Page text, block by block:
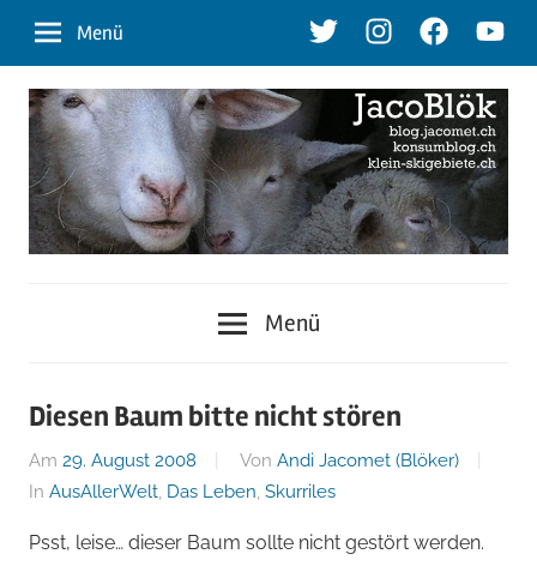
Inhalt
TwitterInstagramFacebook
Menü
der
Blog
von
klein-
Menü
Diesen Baum bitte nicht stören
Am 29. August 2008 Von Andi Jacomet (Blöker)
In AusAllerWelt, Das Leben, Skurriles
Psst, leise… dieser Baum sollte nicht gestört werden.